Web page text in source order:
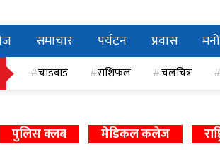
समाचार पर्यटन प्रवास
चाडबाड राशिफल चलचित्र
पुलिस क्लब मेडिकल कलेज